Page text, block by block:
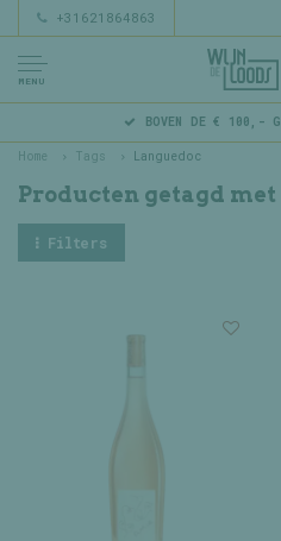
+31621864863
MENU
BOVEN DE € 100,-
Home Tags Languedoc
Producten getagd met
Filters